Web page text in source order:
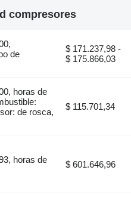
compresores
de
$ 171.237,98 -
$ 175.866,03
horas de
de rosca,
$ 115.701,34
horas de
$ 601.646,96